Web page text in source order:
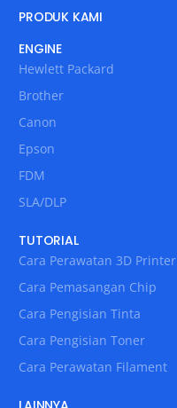
PRODUK KAMI
ENGINE
Hewlett Packard
Brother
Canon
Epson
FDM
SLA/DLP
TUTORIAL
Cara Perawatan 3D Printer
Cara Pemasangan Chip
Cara Pengisian Tinta
Cara Pengisian Toner
Cara Perawatan Filament